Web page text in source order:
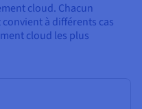
cloud. Chacun
à différents cas
cloud les plus